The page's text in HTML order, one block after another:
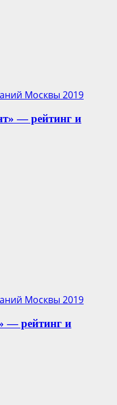
Москвы 2019
— рейтинг и
Москвы 2019
— рейтинг и